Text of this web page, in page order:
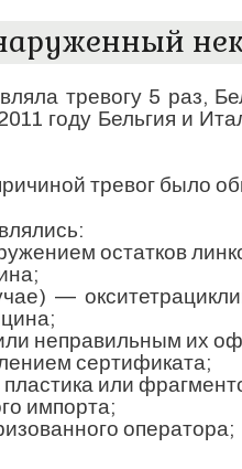
тревогу 5 раз,
году Бельгия и
тревог было
остатков
—
неправильным их
сертификата;
или
импорта;
оператора;